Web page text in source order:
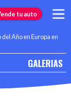
tu auto
Año en Europa en
GALERIAS